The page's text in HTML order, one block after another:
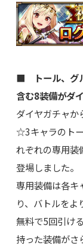
■ トール、グ
含む8装備がダ
ダイヤガチャか
☆3キャラのト
れぞれの専用装
登場しました。
専用装備は各キ
り、バトルをよ
無料で5回引け
持った装備がさ